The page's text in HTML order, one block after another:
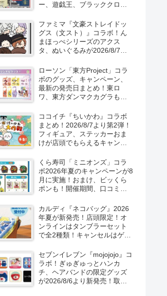
ー、遊戯王、ブラッククロー
の半袖Tシャツが2026/8/7より
新発売！
ファミマ『文豪ストレイドッ
グス（文スト）』コラボ！ん
まほっぺシリーズのアクス
タ、ぬいぐるみが2026/8/7～
ローソン「東方Project」コラ
ボのグッズ、キャンペーン、
最新の発売日まとめ！東ロ
ワ、東方ダンマクカグラも！
LostWordのプラモ風アクキ
ー、カラビナ、クリアファイ
ルが2026/8/7より新発売！
ココイチ『ちいかわ』コラボ
まとめ！2026/8/7より第2弾！
フィギュア、ステッカーおま
けが店頭でもらえるキャンペ
る！
くら寿司「ミニオンズ」コラ
ボ2026年夏のキャンペーンが8
月に実施！おまけ、ビッくら
ポンも！開催期間、口コミ、
カルディ『ネコバッグ』2026
年夏が新発売！店頭限定！オ
ンラインはタンブラーセット
で全2種類！キャンセルはゲリ
セブンイレブン『mojojojo』コ
ラボ！ぎゅぎゅっとハンカ
チ、ヘアバンドの限定グッズ
が2026/8/6より新発売！取扱